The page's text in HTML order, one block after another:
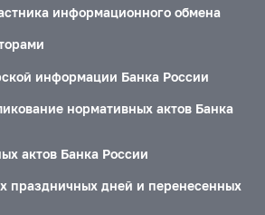
информационного обмена
информации Банка России
нормативных актов Банка
актов Банка России
праздничных дней и перенесенных